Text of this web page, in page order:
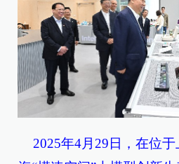
2025年4月29日，在位